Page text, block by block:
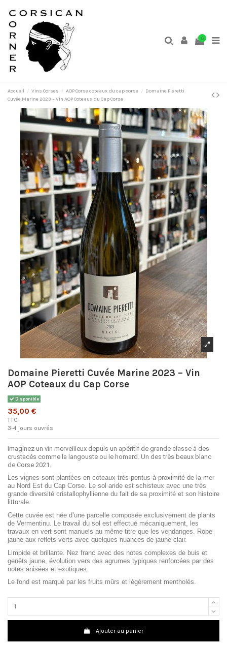
0
Accueil Vins Corses AOP Corse coteaux du cap corse
Domaine Pieretti
Cuvée Marine 2023 – Vin AOP Coteaux du Cap Corse
Domaine Pieretti Cuvée Marine 2023 – Vin
AOP Coteaux du Cap Corse
Disponible
35,00 €
TTC
3-4 jours ouvrés
Imaginez un vin merveilleux depuis un apéritif de grande classe à des
crustacés comme la langouste ou le homard. Un des très beaux blanc
de Corse 2021.
Les vignes sont plantées en coteaux très pentus à proximité de la mer
au Nord Est du Cap Corse. Le sol aride est schisteux avec une très
grande diversité cristallophyllienne du fait de sa proximité et son histoire
littorale.
Cette cuvée est née d’une parcelle composée exclusivement de plants
de Vermentinu. Le travail du sol est effectué mécaniquement, les
travaux en vert sont manuels au même titre que les vendanges. Robe
jaune aux reflets verts avec quelques nuances de jaune clair.
Limpide et brillante. Nez franc avec des notes complexes de buis et
genêts jaune, évolution vers des agrumes typiques renforcées par des
notes anisées et exotiques.
Le fond est marqué par les fruits mûrs et légèrement mentholés.
Ajouter au panier